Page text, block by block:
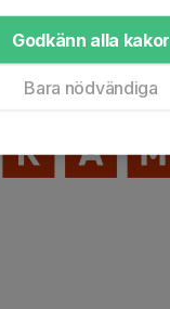
Godkänn alla kakor
Bara nödvändiga